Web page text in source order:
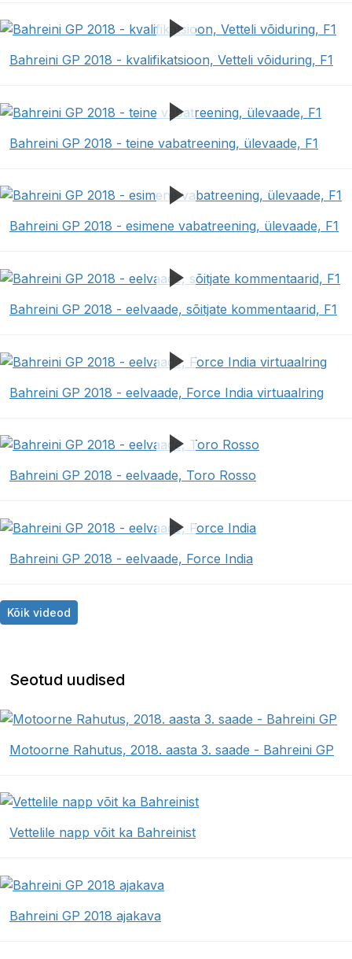
Bahreini GP 2018 - kvalifikatsioon, Vetteli võiduring, F1
Bahreini GP 2018 - teine vabatreening, ülevaade, F1
Bahreini GP 2018 - esimene vabatreening, ülevaade, F1
Bahreini GP 2018 - eelvaade, sõitjate kommentaarid, F1
Bahreini GP 2018 - eelvaade, Force India virtuaalring
Bahreini GP 2018 - eelvaade, Toro Rosso
Bahreini GP 2018 - eelvaade, Force India
Kõik videod
Seotud uudised
Motoorne Rahutus, 2018. aasta 3. saade - Bahreini GP
Vettelile napp võit ka Bahreinist
Bahreini GP 2018 ajakava